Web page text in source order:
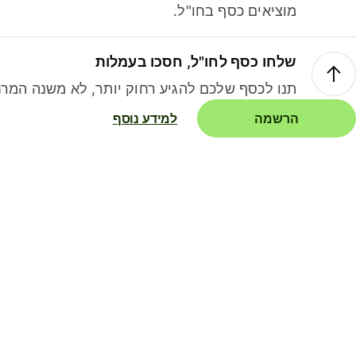
מוציאים כסף בחו"ל.
שלחו כסף לחו"ל, חסכו בעמלות
תנו לכסף שלכם להגיע רחוק יותר, לא משנה
הרשמה למידע נוסף